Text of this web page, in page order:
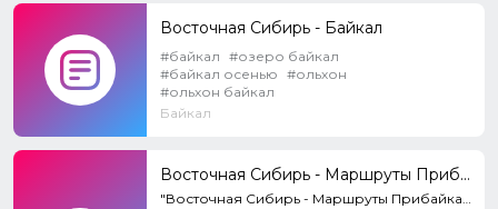
Восточная Сибирь - Байкал
#байкал #озеро байкал
#байкал осенью #ольхон
#ольхон байкал
Байкал
Восточная Сибирь - Маршруты Прибайкалья
"Восточная Сибирь - Маршруты Прибайкалья" - вторая часть из серии фильмов, рассказывающей о суровой...